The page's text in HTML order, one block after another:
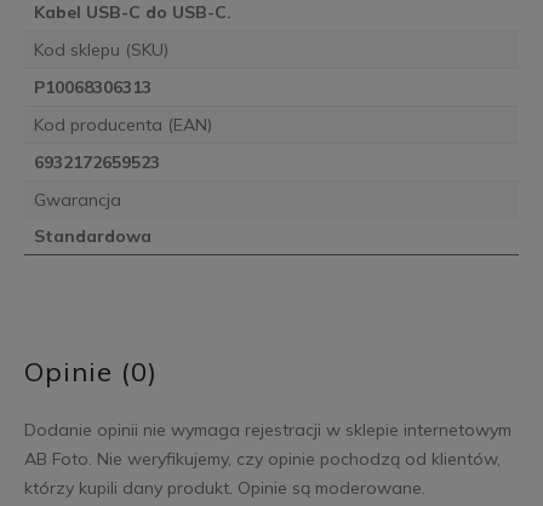
Kabel USB-C do USB-C.
Kod sklepu (SKU)
P10068306313
Kod producenta (EAN)
6932172659523
Gwarancja
Standardowa
Opinie (0)
Dodanie opinii nie wymaga rejestracji w sklepie internetowym
AB Foto. Nie weryfikujemy, czy opinie pochodzą od klientów,
którzy kupili dany produkt. Opinie są moderowane.